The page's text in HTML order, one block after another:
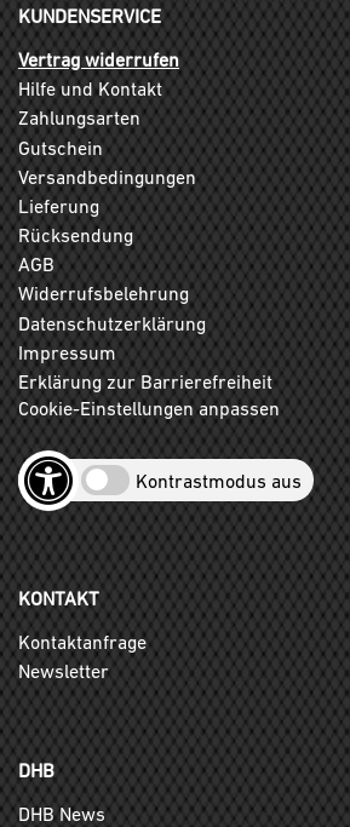
KUNDENSERVICE
Vertrag widerrufen
Hilfe und Kontakt
Zahlungsarten
Gutschein
Versandbedingungen
Lieferung
Rücksendung
AGB
Widerrufsbelehrung
Datenschutzerklärung
Impressum
Erklärung zur Barrierefreiheit
Cookie-Einstellungen anpassen
Kontrastmodus aus
KONTAKT
Kontaktanfrage
Newsletter
DHB
DHB News